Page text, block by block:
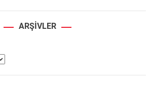
ARŞIVLER